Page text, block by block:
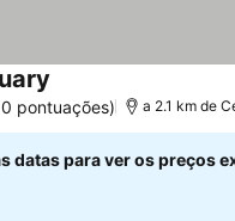
Ver preços
pontuações) a 2.1 km de
datas para ver os preços